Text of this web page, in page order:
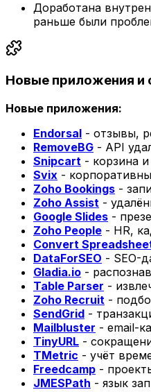
Доработана
раньше были
Новые приложения и
Новые приложения:
Endorsal - отзывы,
RemoveBG - API
Snipcart - корзина
Svix -
Zoho Bookings -
Zoho Assist -
Google Slides -
Zoho People - HR,
Convert
DataForSEO - SEO-
Gladia.io -
Table Parser -
Zoho Recruit -
SendGrid -
Mailbluster - email-
TinyURL -
TMetric - учёт
Freedcamp -
JMESPath - язык